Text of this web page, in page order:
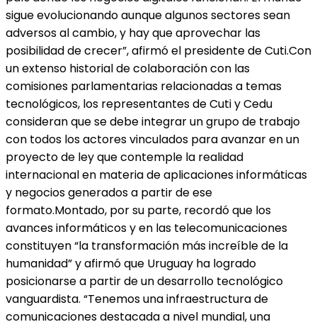
sigue evolucionando aunque algunos sectores sean
adversos al cambio, y hay que aprovechar las
posibilidad de crecer”, afirmó el presidente de Cuti.Con
un extenso historial de colaboración con las
comisiones parlamentarias relacionadas a temas
tecnológicos, los representantes de Cuti y Cedu
consideran que se debe integrar un grupo de trabajo
con todos los actores vinculados para avanzar en un
proyecto de ley que contemple la realidad
internacional en materia de aplicaciones informáticas
y negocios generados a partir de ese
formato.Montado, por su parte, recordó que los
avances informáticos y en las telecomunicaciones
constituyen “la transformación más increíble de la
humanidad” y afirmó que Uruguay ha logrado
posicionarse a partir de un desarrollo tecnológico
vanguardista. “Tenemos una infraestructura de
comunicaciones destacada a nivel mundial, una